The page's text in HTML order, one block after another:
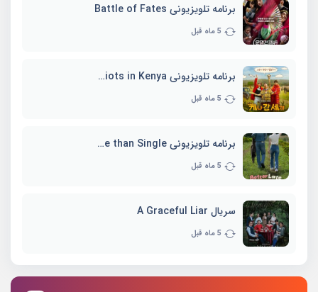
برنامه تلویزیونی Battle of Fates
5 ماه قبل
برنامه تلویزیونی Three Idiots in Kenya
5 ماه قبل
برنامه تلویزیونی Better Late than Single
5 ماه قبل
سریال A Graceful Liar
5 ماه قبل